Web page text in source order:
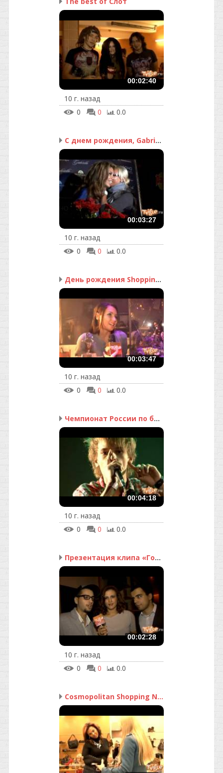
00:02:40
10 г. назад
0
0 0.0
С днем рождения, Gabrie...
00:03:27
10 г. назад
0
0 0.0
День рождения Shopping ...
00:03:47
10 г. назад
0
0 0.0
Чемпионат России по бит...
00:04:18
10 г. назад
0
0 0.0
Презентация клипа «Годы...
00:02:28
10 г. назад
0
0 0.0
Cosmopolitan Shopping N...